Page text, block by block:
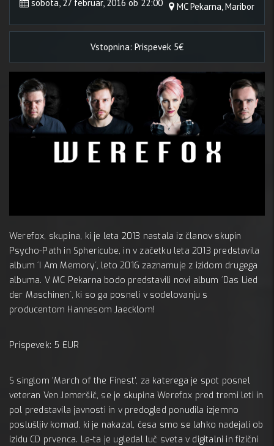
sobota, 27 februar, 2016 ob 22:00 MC Pekarna, Maribor
Vstopnina: Prispevek 5€
Werefox, skupina, ki je leta 2013 nastala iz članov skupin
Psycho-Path in Sphericube, in v začetku leta 2013 predstavila
album ´I Am Memory´, leto 2016 zaznamuje z izidom drugega
albuma. V MC Pekarna bodo predstavili novi album ´Das Lied
der Maschinen´, ki so ga posneli v sodelovanju s
producentom Hannesom Jaecklom!
Prispevek: 5 EUR
S singlom 'March of the Finest', za katerega je spot posnel
veteran Ven Jemeršič, se je skupina Werefox pred tremi leti in
pol predstavila javnosti in v predogled ponudila izjemno
poslušljiv komad, ki je nakazal, česa smo se lahko nadejali ob
izidu CD prvenca. Le-ta je ugledal luč sveta v digitalni in fizični